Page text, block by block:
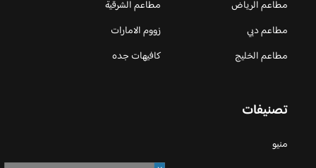
مطاعم الرياض
مطاعم الشرقية
مطاعم دبي
زووم الامارات
مطاعم الخليج
كافيهات جده
تصنيفات
منيو